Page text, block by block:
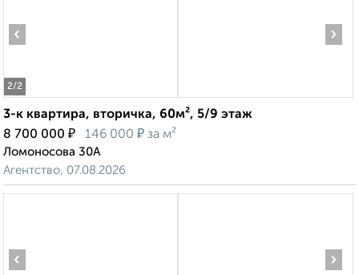
2/2
‹ ›
3-к квартира, вторичка, 60м², 5/9 этаж
8 700 000 ₽ 146 000 ₽ за м²
Ломоносова 30А
Агентство, 07.08.2026
‹ ›